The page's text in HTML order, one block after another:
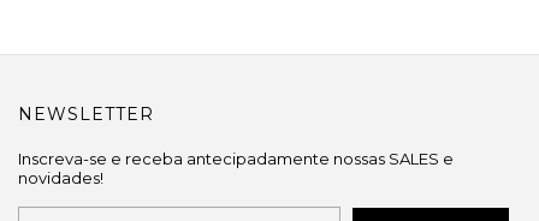
NEWSLETTER
Inscreva-se e receba antecipadamente nossas SALES e
novidades!